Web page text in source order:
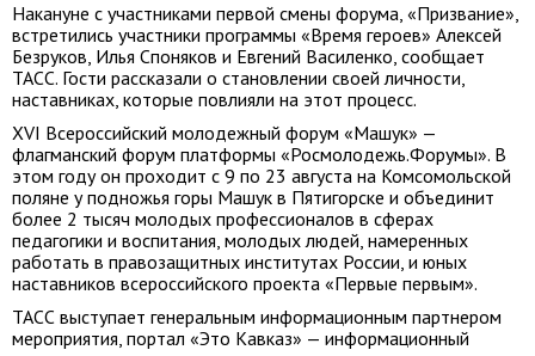
Накануне с участниками первой смены форума, «Призвание»,
встретились участники программы «Время героев» Алексей
Безруков, Илья Споняков и Евгений Василенко, сообщает
ТАСС. Гости рассказали о становлении своей личности,
наставниках, которые повлияли на этот процесс.
XVI Всероссийский молодежный форум «Машук» —
флагманский форум платформы «Росмолодежь.Форумы». В
этом году он проходит с 9 по 23 августа на Комсомольской
поляне у подножья горы Машук в Пятигорске и объединит
более 2 тысяч молодых профессионалов в сферах
педагогики и воспитания, молодых людей, намеренных
работать в правозащитных институтах России, и юных
наставников всероссийского проекта «Первые первым».
ТАСС выступает генеральным информационным партнером
мероприятия, портал «Это Кавказ» — информационный